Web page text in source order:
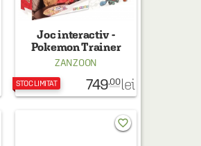
Joc interactiv -
Pokemon Trainer
Expert (RO)
ZANZOON
STOC LIMITAT 749.00 lei
favorite_border